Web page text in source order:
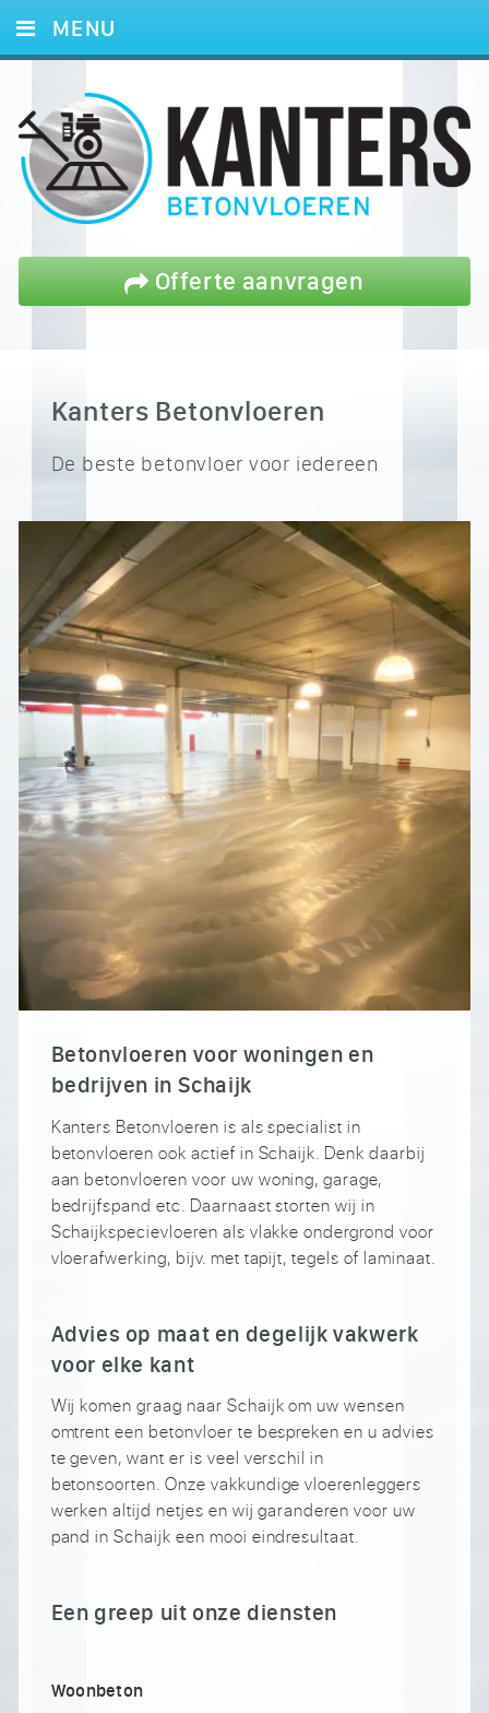
Offerte aanvragen
MENU
DIENSTEN
PROJECTEN
REFERENTIES
BLOG
OFFERTE
CONTACT
Kanters Betonvloeren
De beste betonvloer voor iedereen
Betonvloeren voor woningen en
bedrijven in Schaijk
Kanters Betonvloeren is als specialist in
betonvloeren ook actief in Schaijk. Denk daarbij
aan betonvloeren voor uw woning, garage,
bedrijfspand etc. Daarnaast storten wij in
Schaijkspecievloeren als vlakke ondergrond voor
vloerafwerking, bijv. met tapijt, tegels of laminaat.
Advies op maat en degelijk vakwerk
voor elke kant
Wij komen graag naar Schaijk om uw wensen
omtrent een betonvloer te bespreken en u advies
te geven, want er is veel verschil in
betonsoorten. Onze vakkundige vloerenleggers
werken altijd netjes en wij garanderen voor uw
pand in Schaijk een mooi eindresultaat.
Een greep uit onze diensten
Woonbeton